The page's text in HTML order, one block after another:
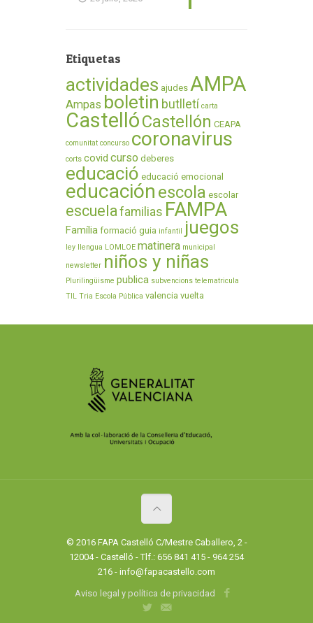
Etiquetas
actividades ajudes AMPA
Ampas boletin butlletí carta
CastellóCastellón CEAPA
comunitat concurso coronavirus
corts covid curso deberes
educació educació emocional
educación escola escolar
escuelafamilias FAMPA
Família formació guia infantil juegos
ley llengua LOMLOE matinera municipal
newsletter niños y niñas
Plurilingüisme publica subvencions telematricula
TIL Tria Escola Pública valencia vuelta
© 2016 FAPA Castelló C/Mestre Caballero, 2 -
12004 - Castelló - Tlf.: 656 841 415 - 964 254
216 - info@fapacastello.com
Aviso legal y política de privacidad